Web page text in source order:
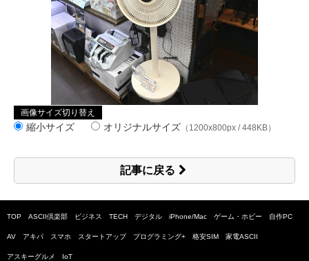
画像サイズ切り替え
縮小サイズ オリジナルサイズ （1200x800px / 448KB）
記事に戻る
TOP ASCII倶楽部 ビジネス TECH デジタル iPhone/Mac ゲーム・ホビー 自作PC
AV アキバ スマホ スタートアップ プログラミング+ 格安SIM 家電ASCII
アスキーグルメ IoT